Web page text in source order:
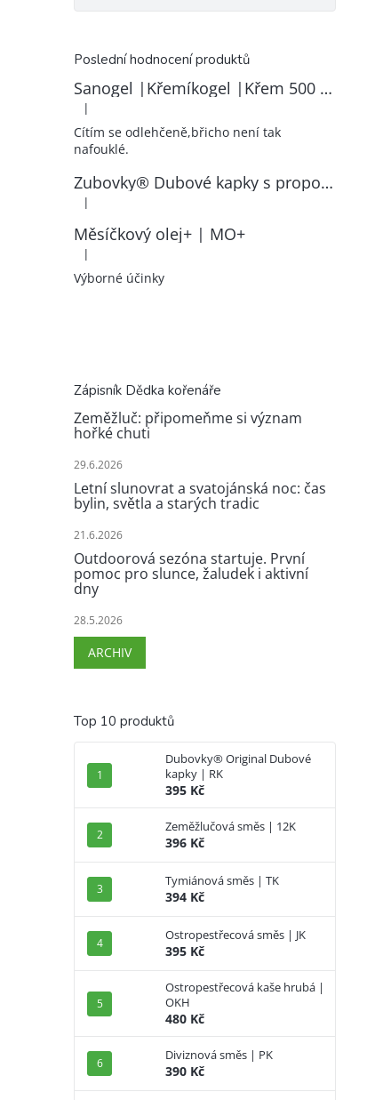
Poslední hodnocení produktů
Sanogel |Křemíkogel |Křem 500 ml
Hodnocení produktu je 5 z 5 hvězdiček.
|
Cítím se odlehčeně,břicho není tak
nafouklé.
Zubovky® Dubové kapky s propolisem | RK–ZP
Hodnocení produktu je 5 z 5 hvězdiček.
|
Měsíčkový olej+ | MO+
Hodnocení produktu je 5 z 5 hvězdiček.
|
Výborné účinky
Zápisník Dědka kořenáře
Zeměžluč: připomeňme si význam
hořké chuti
29.6.2026
Letní slunovrat a svatojánská noc: čas
bylin, světla a starých tradic
21.6.2026
Outdoorová sezóna startuje. První
pomoc pro slunce, žaludek i aktivní
dny
28.5.2026
ARCHIV
Top 10 produktů
Dubovky® Original Dubové
kapky | RK
395 Kč
Zeměžlučová směs | 12K
396 Kč
Tymiánová směs | TK
394 Kč
Ostropestřecová směs | JK
395 Kč
Ostropestřecová kaše hrubá |
OKH
480 Kč
Diviznová směs | PK
390 Kč